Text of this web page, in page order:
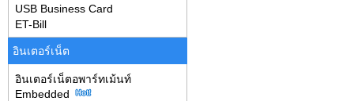
USB Business Card
ET-Bill
อินเตอร์เน็ต
อินเตอร์เน็ตอพาร์ทเม้นท์
Embedded